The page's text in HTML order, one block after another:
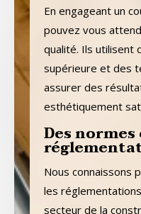
En engageant un
pouvez vous
qualité. Ils utilisent
supérieure et des
assurer des
esthétiquement
Des normes
Nous connaissons
les
secteur de la